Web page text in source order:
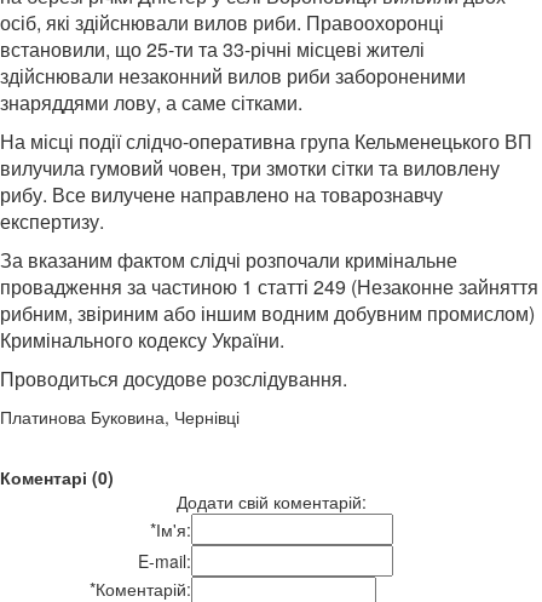
осіб, які здійснювали вилов риби. Правоохоронці
встановили, що 25-ти та 33-річні місцеві жителі
здійснювали незаконний вилов риби забороненими
знаряддями лову, а саме сітками.
На місці події слідчо-оперативна група Кельменецького ВП
вилучила гумовий човен, три змотки сітки та виловлену
рибу. Все вилучене направлено на товарознавчу
експертизу.
За вказаним фактом слідчі розпочали кримінальне
провадження за частиною 1 статті 249 (Незаконне зайняття
рибним, звіриним або іншим водним добувним промислом)
Кримінального кодексу України.
Проводиться досудове розслідування.
Платинова Буковина, Чернівці
Коментарі (0)
Додати свій коментарій:
*Ім'я:
E-mail:
*Коментарій: